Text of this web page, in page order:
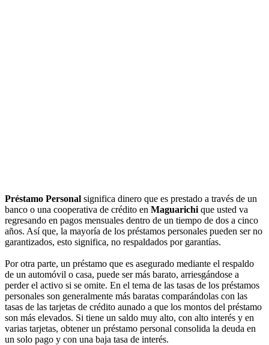
Préstamo Personal significa dinero que es prestado a través de un
banco o una cooperativa de crédito en Maguarichi que usted va
regresando en pagos mensuales dentro de un tiempo de dos a cinco
años. Así que, la mayoría de los préstamos personales pueden ser no
garantizados, esto significa, no respaldados por garantías.
Por otra parte, un préstamo que es asegurado mediante el respaldo
de un automóvil o casa, puede ser más barato, arriesgándose a
perder el activo si se omite. En el tema de las tasas de los préstamos
personales son generalmente más baratas comparándolas con las
tasas de las tarjetas de crédito aunado a que los montos del préstamo
son más elevados. Si tiene un saldo muy alto, con alto interés y en
varias tarjetas, obtener un préstamo personal consolida la deuda en
un solo pago y con una baja tasa de interés.